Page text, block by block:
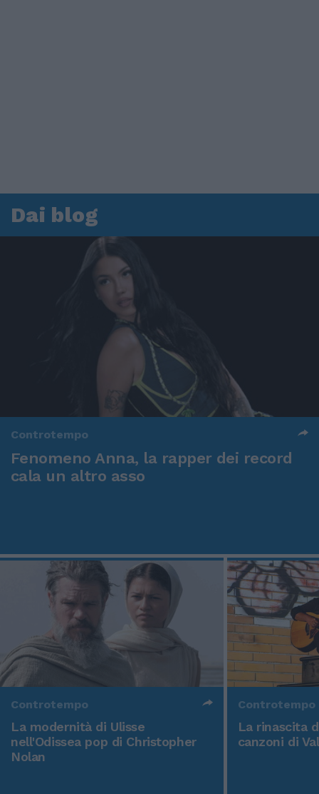
Dai blog
Controtempo
Fenomeno Anna, la rapper dei record
cala un altro asso
Controtempo
La modernità di Ulisse
nell'Odissea pop di Christopher
Nolan
Controtempo
La rinascita
canzoni di